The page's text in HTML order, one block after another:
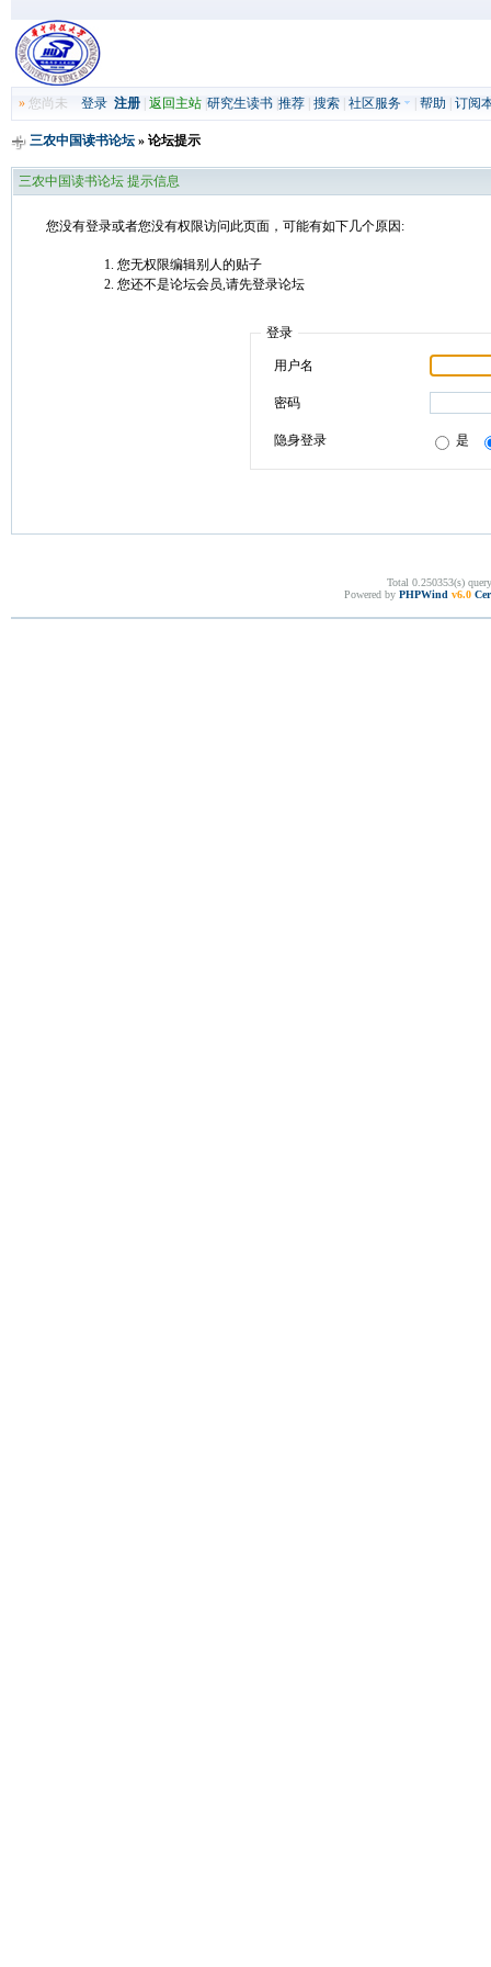
»您尚未 登录 注册| 返回主站| 研究生读书| 推荐| 搜索| 社区服务 帮助 订阅
三农中国读书论坛» 论坛提示
三农中国读书论坛 提示信息
您没有登录或者您没有权限访问此页面，可能有如下几个原因:
您无权限编辑别人的贴子
您还不是论坛会员,请先登录论坛
登录
用户名
密码
隐身登录 是
Total 0.250353(s)
Powered by PHPWind v6.0